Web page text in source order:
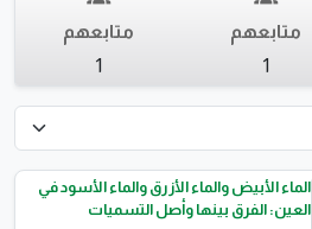
متابعهم
1
متابعهم
1
الماء الأبيض والماء الأزرق والماء الأسود في
العين: الفرق بينها وأصل التسميات